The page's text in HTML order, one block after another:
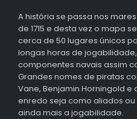
A história se passa nos
de 1715 e desta vez o mapa
cerca de 50 lugares únicos
longas horas de
componentes navais assim
Grandes nomes de piratas
Vane, Benjamin Horningold e
enredo seja como aliados
ainda mais a jogabilidade.